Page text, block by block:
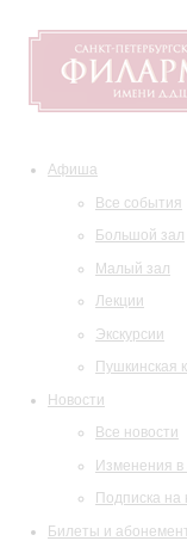
Афиша
Все события
Большой зал
Малый зал
Лекции
Экскурсии
Пушкинская
Новости
Все новости
Изменения
Подписка на
Билеты и